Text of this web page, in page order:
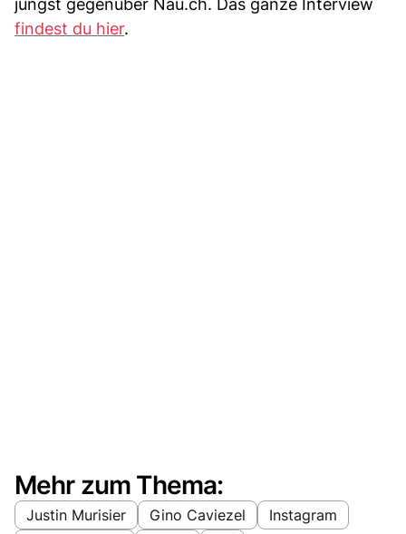
jüngst gegenüber Nau.ch. Das ganze Interview
findest du hier.
Mehr zum Thema:
Justin Murisier Gino Caviezel
Instagram